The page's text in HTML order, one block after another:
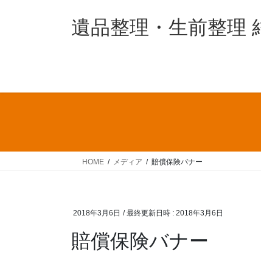
ス
ン
遺品整理・生前整理
HOME メディア 賠償保険バナー
2018年3月6日 / 最終更新日時 : 2018年3月6日
賠償保険バナー